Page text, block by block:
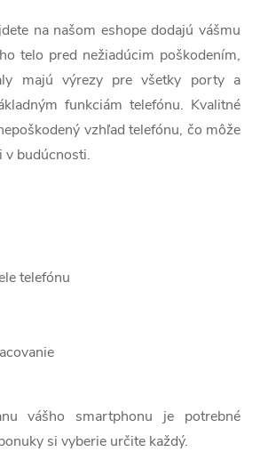
na našom eshope dodajú vášmu
telo pred nežiadúcim poškodením,
majú výrezy pre všetky porty a
funkciám telefónu. Kvalitné
vzhľad telefónu, čo môže
v budúcnosti.
telefónu
vášho smartphonu je potrebné
si vyberie určite každý.